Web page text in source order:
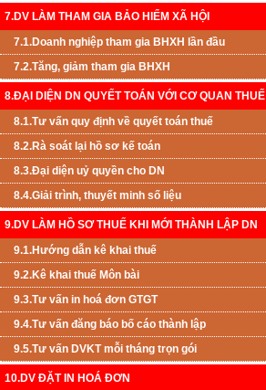
7.DV LÀM THAM GIA BẢO HIỂM XÃ HỘI
7.1.Doanh nghiệp tham gia BHXH lần đầu
7.2.Tăng, giảm tham gia BHXH
8.ĐẠI DIỆN DN QUYẾT TOÁN VỚI CƠ QUAN THUẾ
8.1.Tư vấn quy định về quyết toán thuế
8.2.Rà soát lại hồ sơ kế toán
8.3.Đại diện uỷ quyền cho DN
8.4.Giải trình, thuyết minh số liệu
9.DV LÀM HỒ SƠ THUẾ KHI MỚI THÀNH LẬP DN
9.1.Hướng dẫn kê khai thuế
9.2.Kê khai thuế Môn bài
9.3.Tư vấn in hoá đơn GTGT
9.4.Tư vấn đăng báo bố cáo thành lập
9.5.Tư vấn DVKT mỗi tháng trọn gói
10.DV ĐẶT IN HOÁ ĐƠN